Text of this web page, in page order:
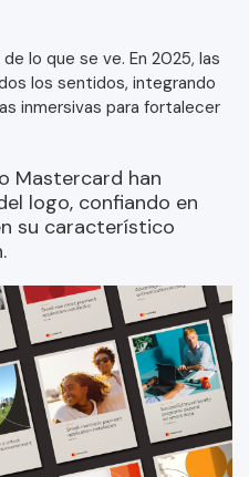
lo que se ve. En 2025, las
los sentidos, integrando
inmersivas para fortalecer
Mastercard han
logo, confiando en
su característico